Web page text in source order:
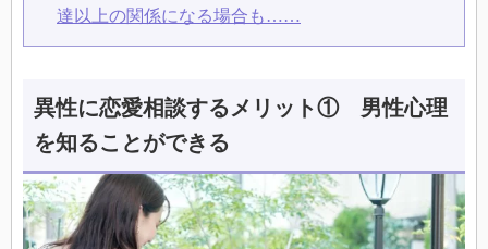
達以上の関係になる場合も……
異性に恋愛相談するメリット① 男性心理
を知ることができる